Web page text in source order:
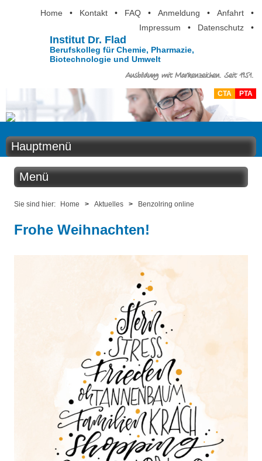
Home • Kontakt • FAQ • Anmeldung • Anfahrt
•
Impressum
• Datenschutz •
Institut Dr. Flad
Berufskolleg für Chemie, Pharmazie,
Biotechnologie und Umwelt
Ausbildung mit Markenzeichen. Seit 1951.
CTA PTA
Hauptmenü
Home
Menü
Aktuelles
Benzolring online
QM-Zertifizierung nach SGB III / AZAV
Benzolring-Archiv
Sie sind hier: Home > Aktuelles > Benzolring online
Frohe Weihnachten!